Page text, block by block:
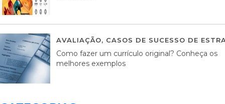
AVALIAÇÃO, CASOS DE SUCESSO DE
Como fazer um currículo original? Conheça os
melhores exemplos